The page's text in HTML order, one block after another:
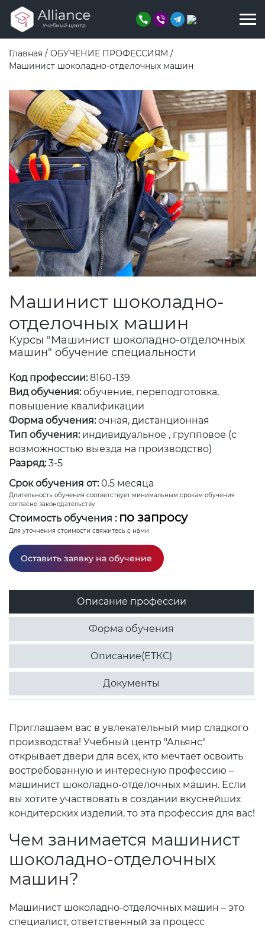
Главная / ОБУЧЕНИЕ ПРОФЕССИЯМ /
Машинист шоколадно-отделочных машин
Машинист шоколадно-
отделочных машин
Курсы "Машинист шоколадно-отделочных
машин" обучение специальности
Код профессии:8160-139
Вид обучения: обучение, переподготовка,
повышение квалификации
Форма обучения: очная, дистанционная
Тип обучения: индивидуальное , групповое (с
возможностью выезда на производство)
Разряд: 3-5
Срок обучения от: 0.5 месяца
Длительность обучения соответствует минимальным срокам обучения
согласно законодательству
Стоимость обучения : по запросу
Для уточнения стоимости свяжитесь с нами
Оставить заявку на обучение
Описание профессии
Форма обучения
Описание(ЕТКС)
Документы
Приглашаем вас в увлекательный мир сладкого
производства! Учебный центр "Альянс"
открывает двери для всех, кто мечтает освоить
востребованную и интересную профессию –
машинист шоколадно-отделочных машин. Если
вы хотите участвовать в создании вкуснейших
кондитерских изделий, то эта профессия для вас!
Чем занимается машинист
шоколадно-отделочных
машин?
Машинист шоколадно-отделочных машин – это
специалист, ответственный за процесс